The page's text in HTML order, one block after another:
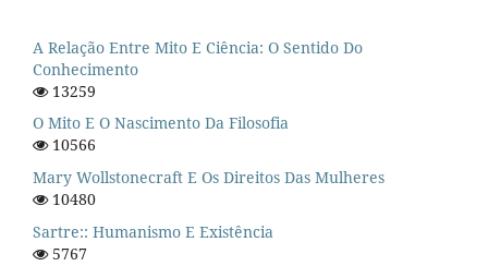
A Relação Entre Mito E Ciência: O Sentido Do
Conhecimento
13259
O Mito E O Nascimento Da Filosofia
10566
Mary Wollstonecraft E Os Direitos Das Mulheres
10480
Sartre:: Humanismo E Existência
5767